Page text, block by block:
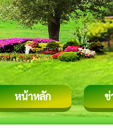
หน้าหลัก ข่